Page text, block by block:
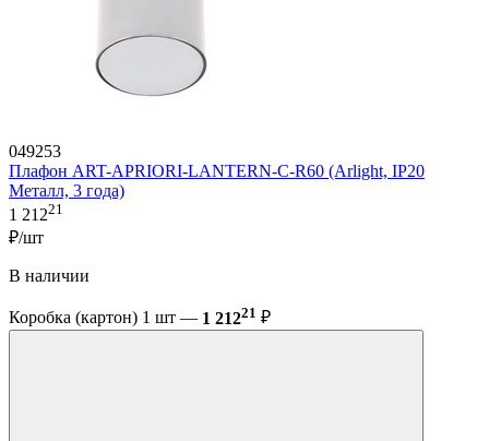
049253
Плафон ART-APRIORI-LANTERN-С-R60 (Arlight, IP20
Металл, 3 года)
1 21221
₽/шт
В наличии
Коробка (картон) 1 шт — 1 21221 ₽